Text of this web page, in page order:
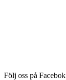
Följ oss på Facebok